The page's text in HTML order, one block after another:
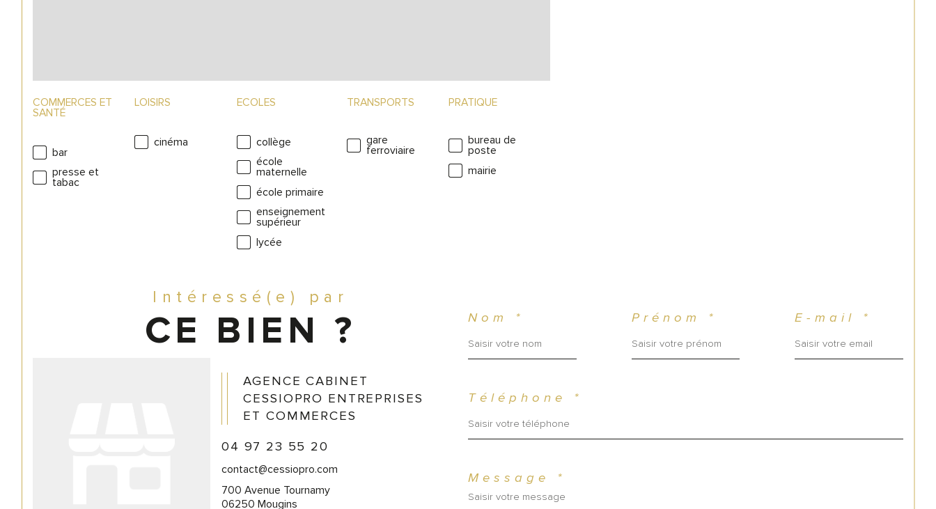
COMMERCES ET
SANTÉ
bar
presse et
tabac
LOISIRS
cinéma
ECOLES
collège
école
maternelle
école primaire
enseignement
supérieur
lycée
TRANSPORTS
gare
ferroviaire
PRATIQUE
bureau de
poste
mairie
Intéressé(e) par
CE BIEN ?
AGENCE CABINET
CESSIOPRO ENTREPRISES
ET COMMERCES
04 97 23 55 20
contact@cessiopro.com
700 Avenue Tournamy
06250 Mougins
Nom * Prénom * E-mail *
Téléphone *
Message *